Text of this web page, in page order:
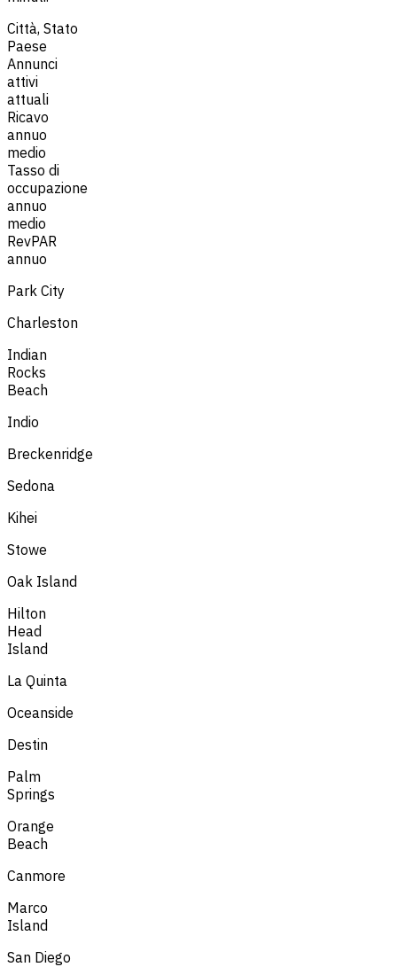
Città, Stato
Paese
Annunci
attivi
attuali
Ricavo
annuo
medio
Tasso di
occupazione
annuo
medio
RevPAR
annuo
Park City
Charleston
Indian
Rocks
Beach
Indio
Breckenridge
Sedona
Kihei
Stowe
Oak Island
Hilton
Head
Island
La Quinta
Oceanside
Destin
Palm
Springs
Orange
Beach
Canmore
Marco
Island
San Diego